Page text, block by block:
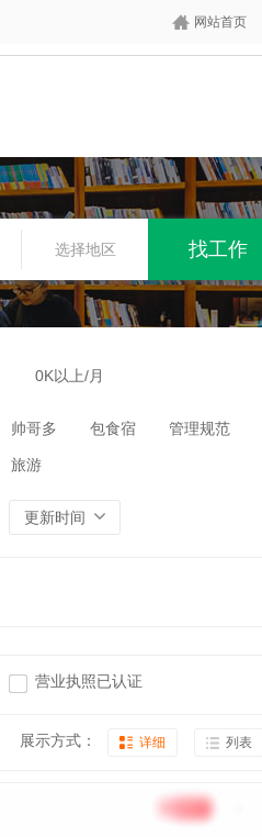
网站首页
选择地区
0K以上/月
帅哥多 包食宿 管理规范
旅游
更新时间
营业执照已认证
展示方式： 详细 列表